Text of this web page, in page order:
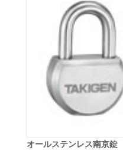
オールステンレス南京錠